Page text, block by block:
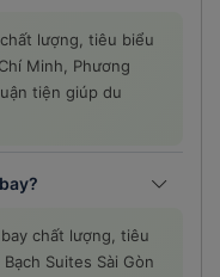
lượng, tiêu biểu
Minh, Phương
tiện giúp du
chất lượng, tiêu
Suites Sài Gòn